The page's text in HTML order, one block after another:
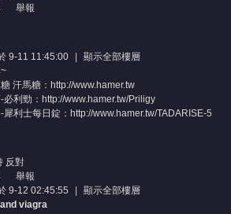
舉報
9-11 11:45:00
顯示全部樓層
汗馬糖： http://www.hamer.tw
利勁： http://www.hamer.tw/Priligy
犀利士每日錠： http://www.hamer.tw/TADARISE-5
反對
舉報
9-12 02:45:55
顯示全部樓層
viagra